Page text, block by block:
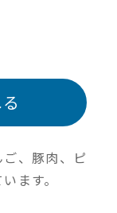
、豚肉、ピ
ます。